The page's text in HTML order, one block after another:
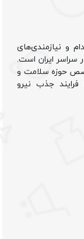
و نیازمندی‌های
سراسر ایران است.
حوزه سلامت و
فرایند جذب نیرو